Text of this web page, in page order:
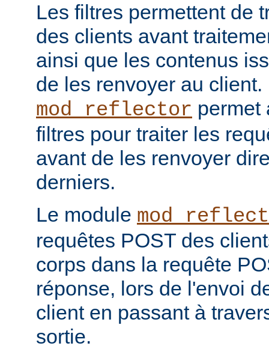
Les filtres permettent de
des clients avant
ainsi que les contenus
de les renvoyer au
mod_reflector permet
filtres pour traiter les
avant de les renvoyer
derniers.
Le module
requêtes POST des
corps dans la requête
réponse, lors de l'envoi
client en passant à
sortie.